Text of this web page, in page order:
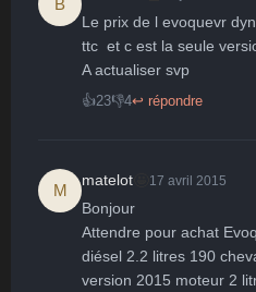
🤩
Parfait
👏
Bravo
😮
Surpris
😞
Le prix de l evoquevr
ttc  et c est la seule
A actualiser svp
👍23👎4↩ répondre
M
matelot 17 avril 2015
Bonjour
Attendre pour achat
diésel 2.2 litres 190
version 2015 moteur 2